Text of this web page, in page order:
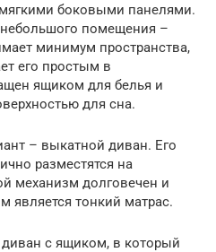
боковыми панелями.
помещения –
минимум пространства,
его простым в
ящиком для белья и
для сна.
– выкатной диван. Его
разместятся на
механизм долговечен и
является тонкий матрас.
с ящиком, в который